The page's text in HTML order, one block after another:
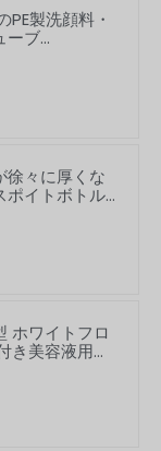
製洗顔料・
ーブ
徐々に厚くな
ポイトボトル
ホワイトフロ
き美容液用ガ
100ml